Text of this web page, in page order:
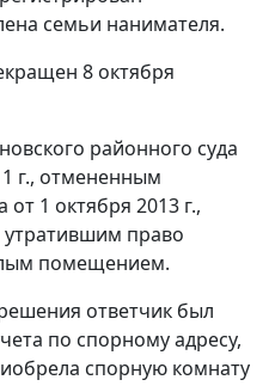
семьи нанимателя.
8 октября
районного суда
г., отмененным
1 октября 2013 г.,
право
помещением.
ответчик был
по спорному адресу,
спорную комнату